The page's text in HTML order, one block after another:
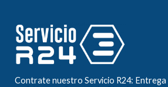
Contrate nuestro Servicio R24: Entrega